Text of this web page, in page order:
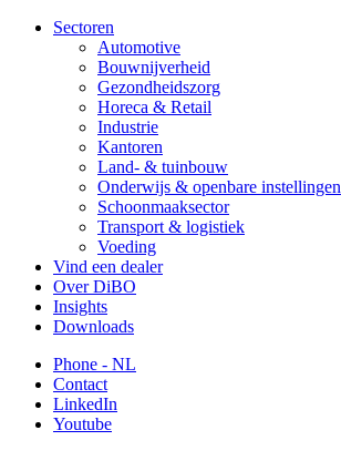
Sectoren
Automotive
Bouwnijverheid
Gezondheidszorg
Horeca & Retail
Industrie
Kantoren
Land- & tuinbouw
Onderwijs & openbare instellingen
Schoonmaaksector
Transport & logistiek
Voeding
Vind een dealer
Over DiBO
Insights
Downloads
Phone - NL
Contact
LinkedIn
Youtube